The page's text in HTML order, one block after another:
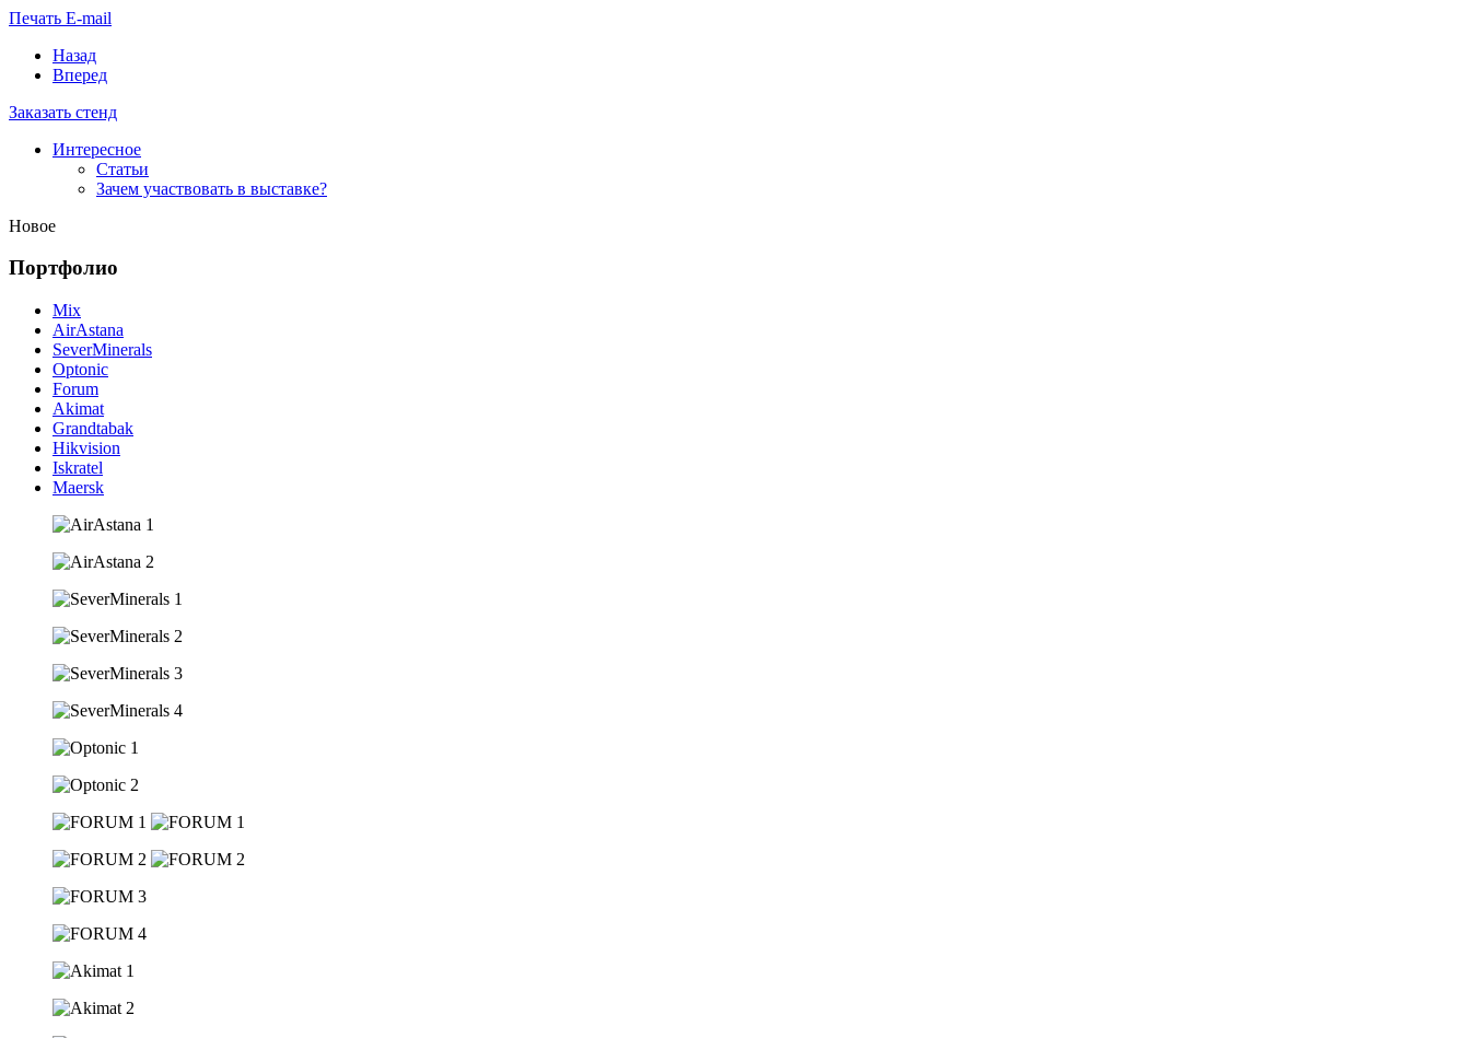
Печать E-mail
Назад
Вперед
Заказать стенд
Интересное
Статьи
Зачем участвовать в выставке?
Новое
Портфолио
Mix
AirAstana
SeverMinerals
Optonic
Forum
Akimat
Grandtabak
Hikvision
Iskratel
Maersk